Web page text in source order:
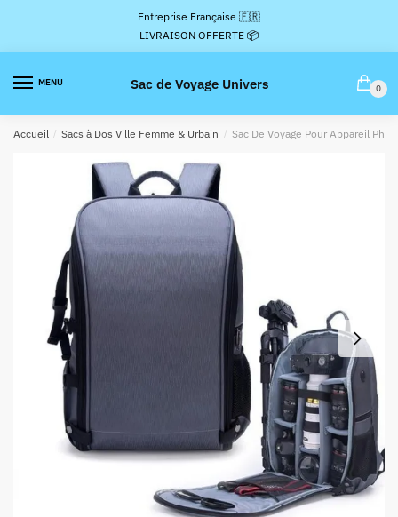
la
navigation
contenu
Entreprise Française 🇫🇷
LIVRAISON OFFERTE 📦
MENU Sac de Voyage Univers 0
Accueil / Sacs à Dos Ville Femme & Urbain / Sac De Voyage Pour Appareil